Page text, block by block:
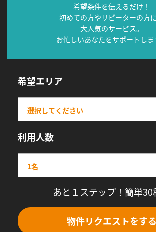
希望条件を伝えるだけ！
初めての方やリピーターの方
大人気のサービス。
お忙しいあなたをサポートしま
希望エリア
利用人数
あと１ステップ！簡単30
物件リクエストをする